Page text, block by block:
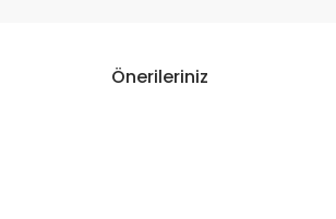
Önerileriniz